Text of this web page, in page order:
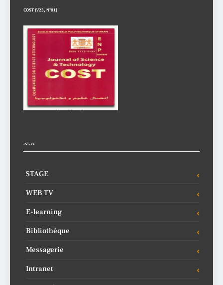
COST (V23, N°01)
خدمات
STAGE
WEB TV
E-learning
Bibliothèque
Messagerie
Intranet